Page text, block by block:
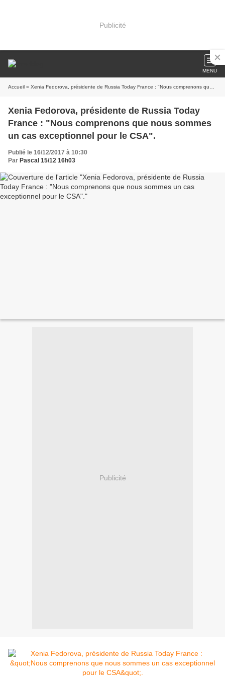
Publicité
MENU
Accueil » Xenia Fedorova, présidente de Russia Today France : "Nous comprenons que nous sommes un cas exceptionnel pour le CSA".
Xenia Fedorova, présidente de Russia Today
France : "Nous comprenons que nous sommes
un cas exceptionnel pour le CSA".
Publié le 16/12/2017 à 10:30
Par Pascal 15/12 16h03
Publicité